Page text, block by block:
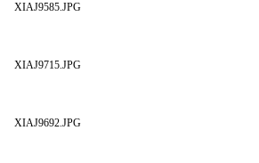
XIAJ9585.JPG
XIAJ9715.JPG
XIAJ9692.JPG